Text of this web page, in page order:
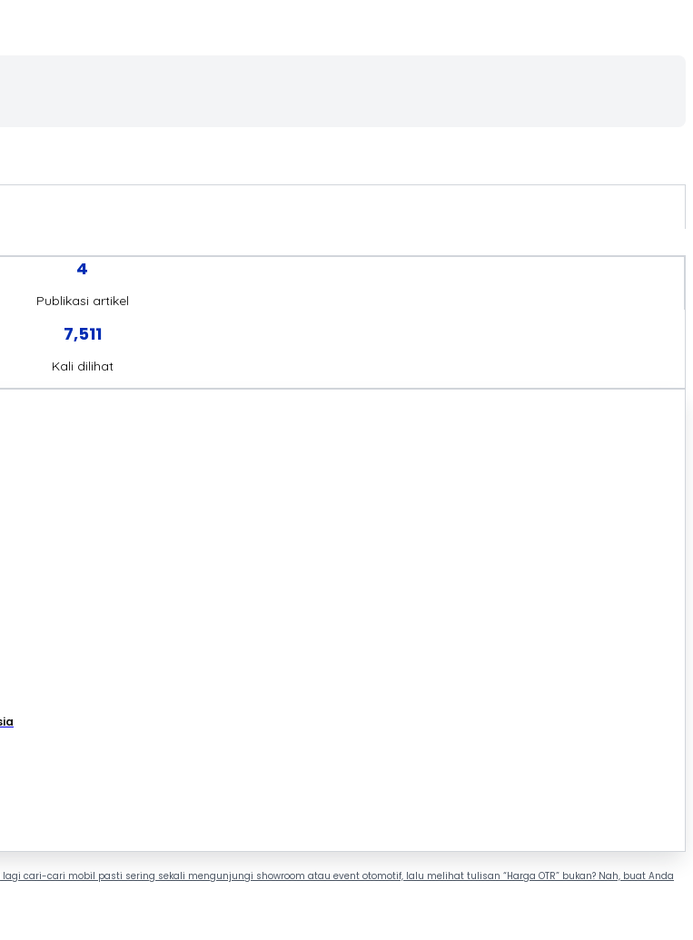
4
Publikasi artikel
7,511
Kali dilihat
cari-cari mobil pasti sering sekali mengunjungi showroom atau event otomotif, lalu melihat tulisan “Harga OTR” bukan? Nah, buat Anda